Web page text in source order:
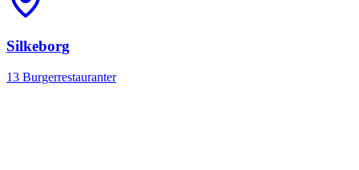
Silkeborg
13 Burgerrestauranter